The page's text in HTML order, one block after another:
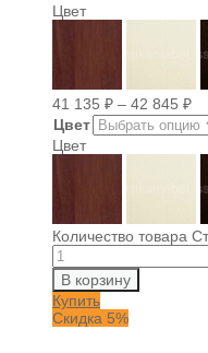
Цвет
41 135 ₽ – 42 845 ₽
Цвет
Цвет
Количество товара
В корзину
Купить
Скидка 5%